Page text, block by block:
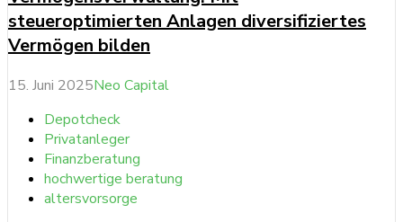
steueroptimierten Anlagen diversifiziertes
Vermögen bilden
15. Juni 2025Neo Capital
Depotcheck
Privatanleger
Finanzberatung
hochwertige beratung
altersvorsorge